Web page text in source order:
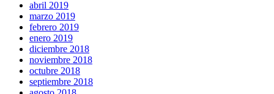
abril 2019
marzo 2019
febrero 2019
enero 2019
diciembre 2018
noviembre 2018
octubre 2018
septiembre 2018